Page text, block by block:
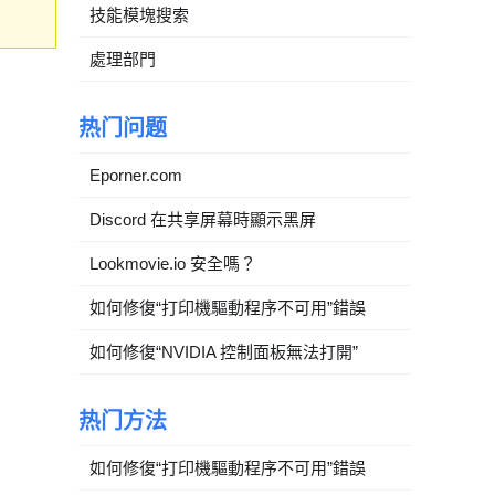
技能模塊搜索
處理部門
热门问题
Eporner.com
Discord 在共享屏幕時顯示黑屏
Lookmovie.io 安全嗎？
如何修復“打印機驅動程序不可用”錯誤
如何修復“NVIDIA 控制面板無法打開”
热门方法
如何修復“打印機驅動程序不可用”錯誤